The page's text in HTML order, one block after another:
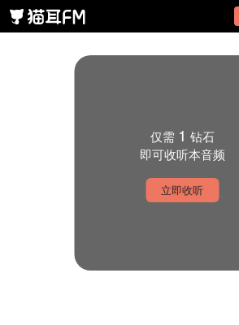
仅需 1 钻石
即可收听本音频
立即收听